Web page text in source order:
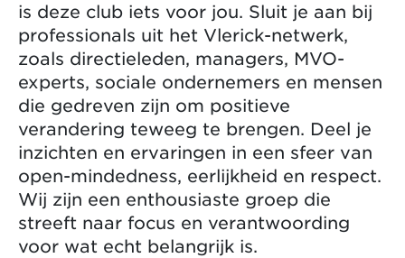
is deze club iets voor jou. Sluit je aan bij
professionals uit het Vlerick-netwerk,
zoals directieleden, managers, MVO-
experts, sociale ondernemers en mensen
die gedreven zijn om positieve
verandering teweeg te brengen. Deel je
inzichten en ervaringen in een sfeer van
open-mindedness, eerlijkheid en respect.
Wij zijn een enthousiaste groep die
streeft naar focus en verantwoording
voor wat echt belangrijk is.